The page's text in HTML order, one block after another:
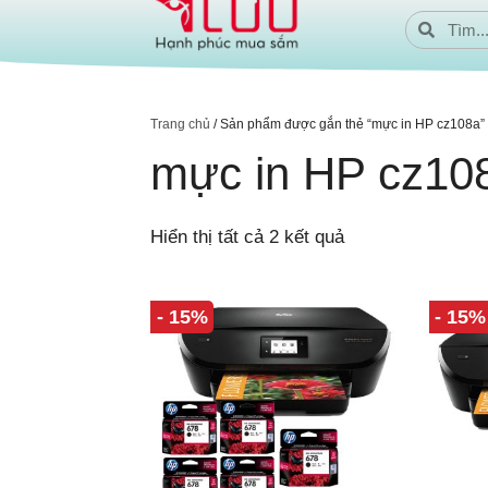
Trang chủ / Sản phẩm được gắn thẻ “mực in HP cz108a”
mực in HP
Hiển thị tất cả 2 kết quả
- 15% - 15%